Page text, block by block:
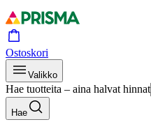
Ostoskori
Valikko
Hae tuotteita – aina halvat hinnat
Hae